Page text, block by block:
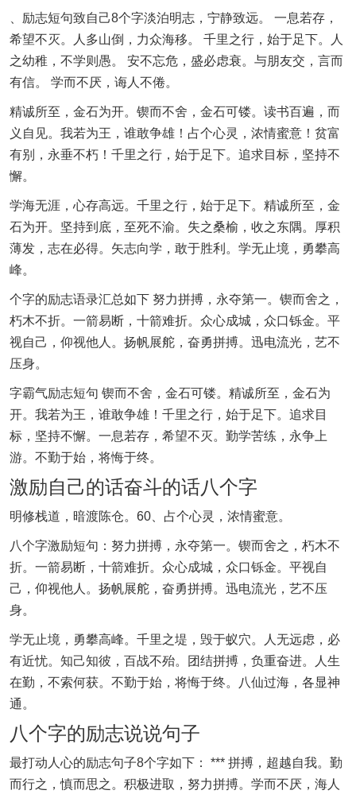
、励志短句致自己8个字淡泊明志，宁静致远。 一息若存，
希望不灭。人多山倒，力众海移。 千里之行，始于足下。人
之幼稚，不学则愚。 安不忘危，盛必虑衰。与朋友交，言而
有信。 学而不厌，诲人不倦。
精诚所至，金石为开。锲而不舍，金石可镂。读书百遍，而
义自见。我若为王，谁敢争雄！占个心灵，浓情蜜意！贫富
有别，永垂不朽！千里之行，始于足下。追求目标，坚持不
懈。
学海无涯，心存高远。千里之行，始于足下。精诚所至，金
石为开。坚持到底，至死不渝。失之桑榆，收之东隅。厚积
薄发，志在必得。矢志向学，敢于胜利。学无止境，勇攀高
峰。
个字的励志语录汇总如下 努力拼搏，永夺第一。锲而舍之，
朽木不折。一箭易断，十箭难折。众心成城，众口铄金。平
视自己，仰视他人。扬帆展舵，奋勇拼搏。迅电流光，艺不
压身。
字霸气励志短句 锲而不舍，金石可镂。精诚所至，金石为
开。我若为王，谁敢争雄！千里之行，始于足下。追求目
标，坚持不懈。一息若存，希望不灭。勤学苦练，永争上
游。不勤于始，将悔于终。
激励自己的话奋斗的话八个字
明修栈道，暗渡陈仓。60、占个心灵，浓情蜜意。
八个字激励短句：努力拼搏，永夺第一。锲而舍之，朽木不
折。一箭易断，十箭难折。众心成城，众口铄金。平视自
己，仰视他人。扬帆展舵，奋勇拼搏。迅电流光，艺不压
身。
学无止境，勇攀高峰。千里之堤，毁于蚁穴。人无远虑，必
有近忧。知己知彼，百战不殆。团结拼搏，负重奋进。人生
在勤，不索何获。不勤于始，将悔于终。八仙过海，各显神
通。
八个字的励志说说句子
最打动人心的励志句子8个字如下： *** 拼搏，超越自我。勤
而行之，慎而思之。积极进取，努力拼搏。学而不厌，海人